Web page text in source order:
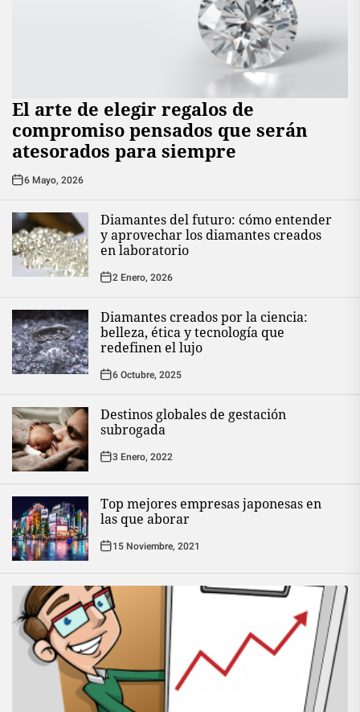
El arte de elegir regalos de
compromiso pensados que serán
atesorados para siempre
6 Mayo, 2026
Diamantes del futuro: cómo entender
y aprovechar los diamantes creados
en laboratorio
2 Enero, 2026
Diamantes creados por la ciencia:
belleza, ética y tecnología que
redefinen el lujo
6 Octubre, 2025
Destinos globales de gestación
subrogada
3 Enero, 2022
Top mejores empresas japonesas en
las que aborar
15 Noviembre, 2021